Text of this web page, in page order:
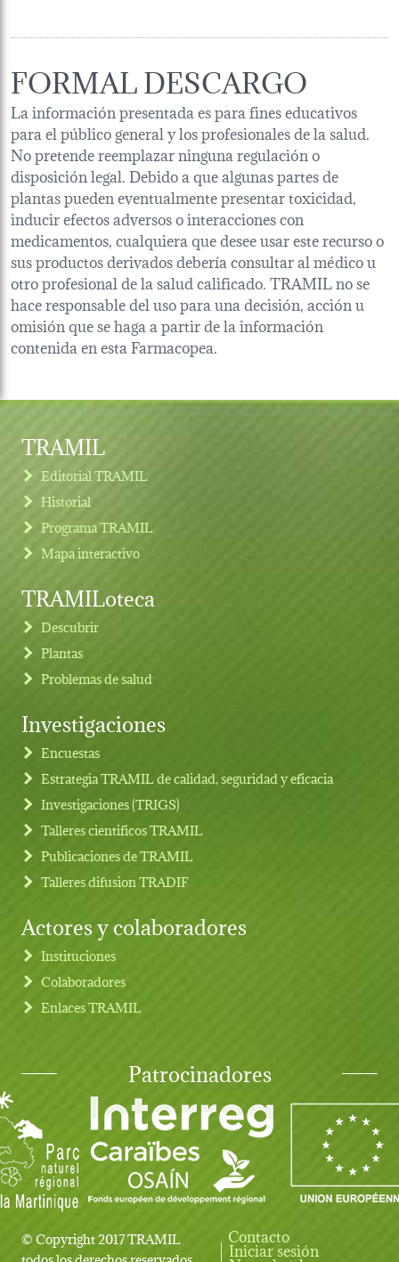
FORMAL DESCARGO
La información presentada es para fines educativos
para el público general y los profesionales de la salud.
No pretende reemplazar ninguna regulación o
disposición legal. Debido a que algunas partes de
plantas pueden eventualmente presentar toxicidad,
inducir efectos adversos o interacciones con
medicamentos, cualquiera que desee usar este recurso o
sus productos derivados debería consultar al médico u
otro profesional de la salud calificado. TRAMIL no se
hace responsable del uso para una decisión, acción u
omisión que se haga a partir de la información
contenida en esta Farmacopea.
Footer menu
TRAMIL
Editorial TRAMIL
Historial
Programa TRAMIL
Mapa interactivo
TRAMILoteca
Descubrir
Plantas
Problemas de salud
Investigaciones
Encuestas
Estrategia TRAMIL de calidad, seguridad y eficacia
Investigaciones (TRIGS)
Talleres cientificos TRAMIL
Publicaciones de TRAMIL
Talleres difusion TRADIF
Actores y colaboradores
Instituciones
Colaboradores
Enlaces TRAMIL
Patrocinadores
© Copyright 2017 TRAMIL
Contacto
Iniciar sesión